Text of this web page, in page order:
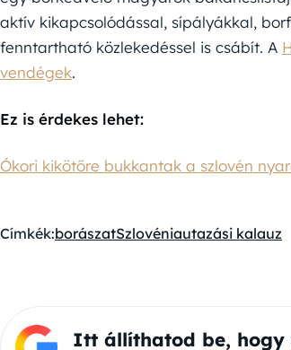
aktív kikapcsolódással, sípályákkal,
fenntartható közlekedéssel is csábít. A
vendégek.
Ez is érdekes lehet:
Ókori kikötőre bukkantak a szlovén
Címkék:borászatSzlovéniautazási kalauz
Itt állíthatod be, hogy